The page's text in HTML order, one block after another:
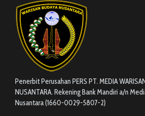
Penerbit Perusahan PERS PT. MEDIA
NUSANTARA. Rekening Bank Mandiri a/n
Nusantara (1660-0029-5807-2)